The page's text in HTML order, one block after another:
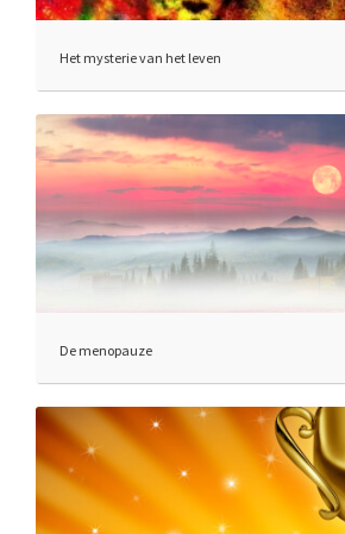
Het mysterie van het leven
De menopauze